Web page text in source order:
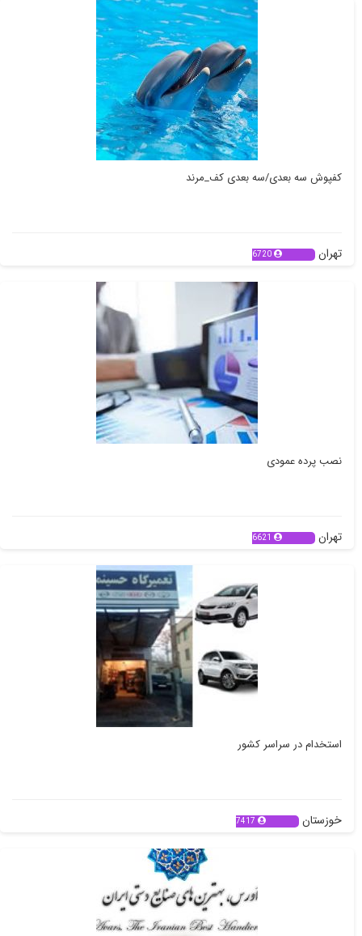
کفپوش سه بعدی/سه بعدی کف_مرند
تهران 6720
نصب پرده عمودی
تهران 6621
استخدام در سراسر کشور
خوزستان 7417